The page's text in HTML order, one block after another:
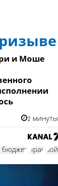
и Моше
2 минуты
бюджет Иран